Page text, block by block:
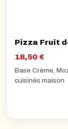
Pizza Fruit
18,50 €
Base Crème,
cuisinés maison